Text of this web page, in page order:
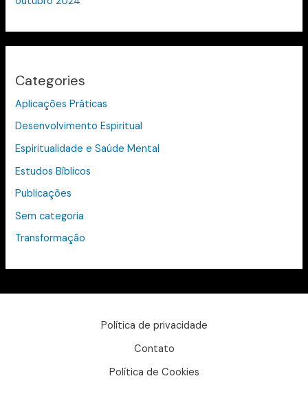
Categories
Aplicações Práticas
Desenvolvimento Espiritual
Espiritualidade e Saúde Mental
Estudos Bíblicos
Publicações
Sem categoria
Transformação
Política de privacidade
Contato
Política de Cookies